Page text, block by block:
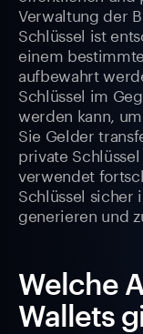
Verwaltung der
Schlüssel ist
einem
aufbewahrt
Schlüssel im
werden kann,
Sie Gelder
private
verwendet
Schlüssel sicher
generieren und
Welche
Wallets